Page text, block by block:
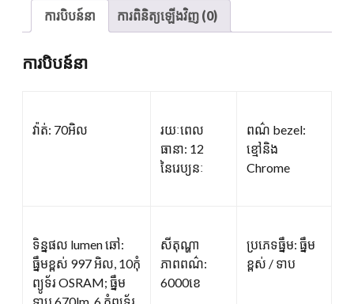
ការបិបន៍នា ការពិនិត្យឡើងវិញ (0)
ការបិបន៍នា
វ៉ាត់: 70អិល
រយៈពេល
ធានា: 12
នៃរេប្យនៈ
ពណ៌ bezel:
ខ្មៅនិង
Chrome
ទិន្នផល lumen ឆៅ:
ធ្នឹមខ្ពស់ 997 អិល, 10កុំ
ព្យូទ័រ OSRAM; ធ្នឹម
ទាប 670lm, 6 កុំព្យូទ័រ
សីតុណ្ហា
ភាពពណ៌:
6000ខេ
ប្រភេទធ្នឹម: ធ្នឹម
ខ្ពស់ / ទាប